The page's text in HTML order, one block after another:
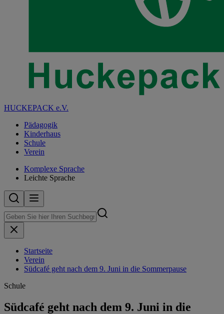
HUCKEPACK e.V.
Pädagogik
Kinderhaus
Schule
Verein
Komplexe Sprache
Leichte Sprache
Startseite
Verein
Südcafé geht nach dem 9. Juni in die Sommerpause
Schule
Südcafé geht nach dem 9. Juni in die